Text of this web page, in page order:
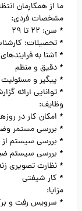
ما از همکارمان
مشخصات فردی:
* سن: 22 تا 29
* تحصیلات:
* آشنا به
* دقیق و منظم
* پیگیر و مسئولیت
* توانایی ارائه
وظایف:
* امکان کار در
* بررسی مستمر
* بررسی سیستم از
* بررسی سیستم
* نظارت تصویری
* کار شیفتی
مزایا:
* سرویس رفت و